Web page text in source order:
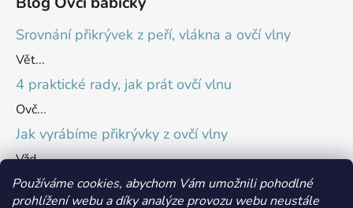
Používáme cookies, abychom Vám umožnili pohodlné
prohlížení webu a díky analýze provozu webu neustále
Srovnání přikrývek z peří, vlákna a ovčí vlny
Vět...
4 praktické rady, jak prát ovčí vlnu
Ovč...
Jak vyrábíme přikrývky z ovčí vlny
Vžd...